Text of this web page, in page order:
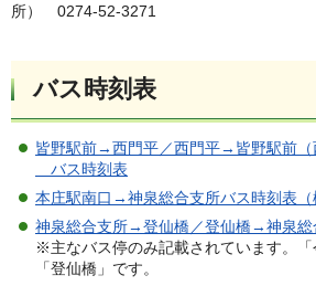
所） 0274-52-3271
バス時刻表
皆野駅前→西門平／西門平→皆野駅前（
バス時刻表
本庄駅南口→神泉総合支所バス時刻表（
神泉総合支所→登仙橋／登仙橋→神泉
※主なバス停のみ記載されています。
「登仙橋」です。